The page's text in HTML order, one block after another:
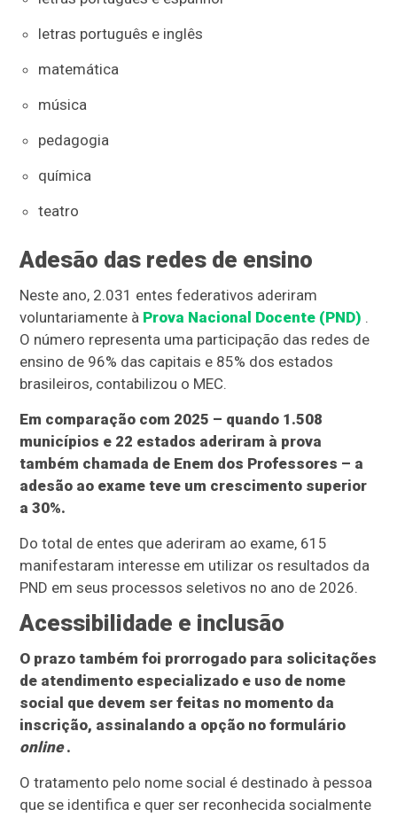
letras português e inglês
matemática
música
pedagogia
química
teatro
Adesão das redes de ensino
Neste ano, 2.031 entes federativos aderiram
voluntariamente à Prova Nacional Docente (PND) .
O número representa uma participação das redes de
ensino de 96% das capitais e 85% dos estados
brasileiros, contabilizou o MEC.
Em comparação com 2025 – quando 1.508
municípios e 22 estados aderiram à prova
também chamada de Enem dos Professores – a
adesão ao exame teve um crescimento superior
a 30%.
Do total de entes que aderiram ao exame, 615
manifestaram interesse em utilizar os resultados da
PND em seus processos seletivos no ano de 2026.
Acessibilidade e inclusão
O prazo também foi prorrogado para solicitações
de atendimento especializado e uso de nome
social que devem ser feitas no momento da
inscrição, assinalando a opção no formulário
online.
O tratamento pelo nome social é destinado à pessoa
que se identifica e quer ser reconhecida socialmente